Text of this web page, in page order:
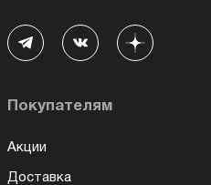
Покупателям
Акции
Доставка